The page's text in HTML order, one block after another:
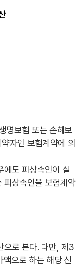
명보험 또는 손해보
자인 보험계약에 의
도 피상속인이 실
피상속인을 보험계약
으로 본다. 다만, 제3
으로 하는 해당 신